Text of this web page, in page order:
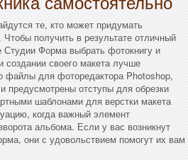
те, кто может придумать
получить в результате отличный
Форма выбрать фотокнигу и
создании своего макета лучше
файлы для фоторедактора Photoshop,
предусмотрены отступы для обрезки
шаблонами для верстки макета
когда важный элемент
альбома. Если у вас возникнут
они с удовольствием помогут их вам